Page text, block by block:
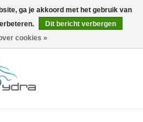
0 Artikelen - €0,00
ga je akkoord met het gebruik van
Dit bericht verbergen
cookies »